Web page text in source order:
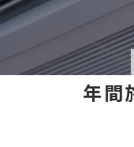
年間